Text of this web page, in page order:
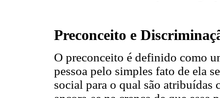
Preconceito e
O preconceito é definido como
pessoa pelo simples fato de ela
social para o qual são atribuídas